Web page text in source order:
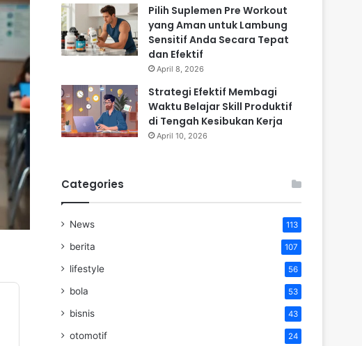
Pilih Suplemen Pre Workout
yang Aman untuk Lambung
Sensitif Anda Secara Tepat
dan Efektif
April 8, 2026
Strategi Efektif Membagi
Waktu Belajar Skill Produktif
di Tengah Kesibukan Kerja
April 10, 2026
Categories
News 113
berita 107
lifestyle 56
bola 53
bisnis 43
otomotif 24